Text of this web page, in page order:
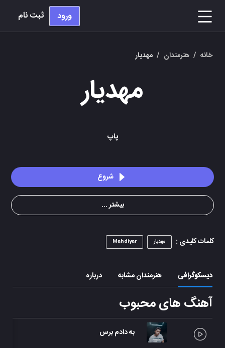
ورود ثبت نام
خانه / هنرمندان / مهدیار
مهدیار
پاپ
شروع
بیشتر ...
کلمات کلیدی : مهدیار Mahdiyar
دیسکوگرافی هنرمندان مشابه درباره
آهنگ های محبوب
به دادم برس